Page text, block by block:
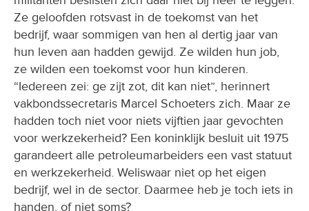
bedrijf, waar sommigen van hen al dertig jaar van
hun leven aan hadden gewijd. Ze wilden hun job,
ze wilden een toekomst voor hun kinderen.
“Iedereen zei: ge zijt zot, dit kan niet”, herinnert
vakbondssecretaris Marcel Schoeters zich. Maar ze
hadden toch niet voor niets vijftien jaar gevochten
voor werkzekerheid? Een koninklijk besluit uit 1975
garandeert alle petroleumarbeiders een vast statuut
en werkzekerheid. Weliswaar niet op het eigen
bedrijf, wel in de sector. Daarmee heb je toch iets in
handen, of niet soms?